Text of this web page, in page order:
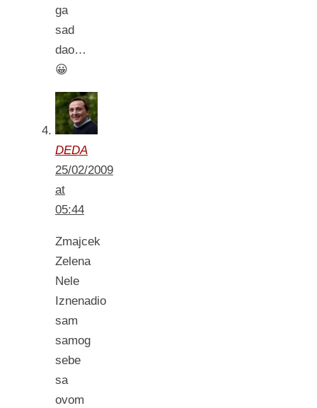
ga
sad
dao…
😀
DEDA
25/02/2009
at
05:44
Zmajcek
Zelena
Nele
Iznenadio
sam
samog
sebe
sa
ovom